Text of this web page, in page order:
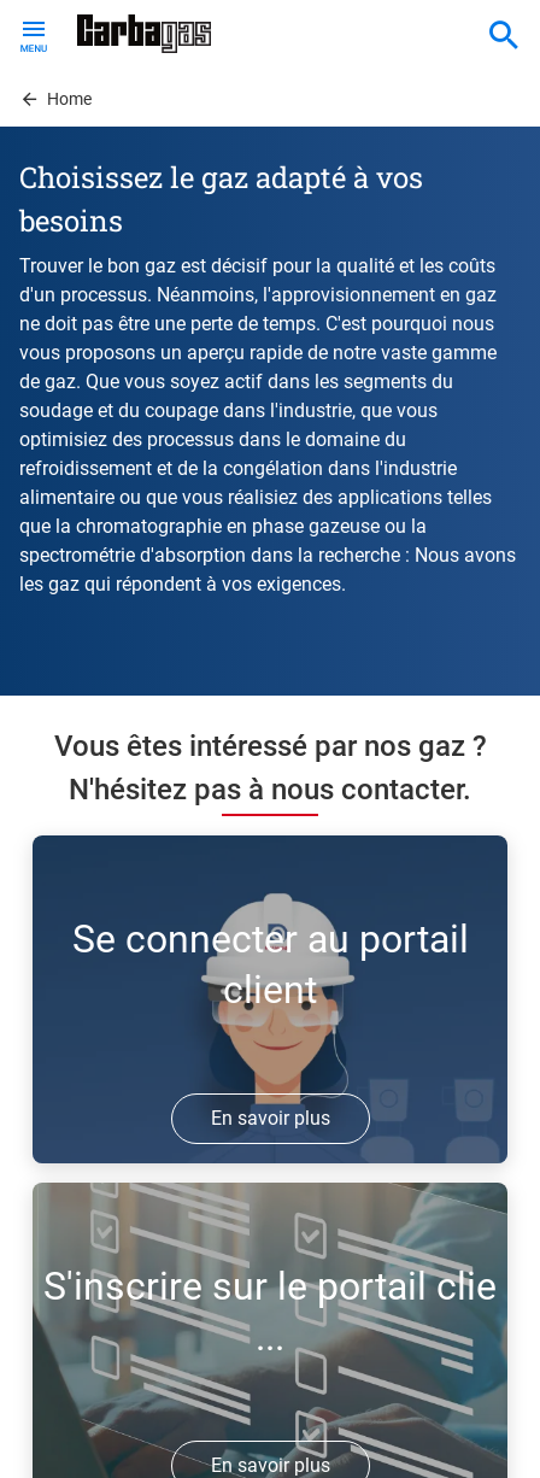
contentHome
Choisissez le gaz adapté à vos
besoins
Trouver le bon gaz est décisif pour la qualité et les coûts
d'un processus. Néanmoins, l'approvisionnement en gaz
ne doit pas être une perte de temps. C'est pourquoi nous
vous proposons un aperçu rapide de notre vaste gamme
de gaz. Que vous soyez actif dans les segments du
soudage et du coupage dans l'industrie, que vous
optimisiez des processus dans le domaine du
refroidissement et de la congélation dans l'industrie
alimentaire ou que vous réalisiez des applications telles
que la chromatographie en phase gazeuse ou la
spectrométrie d'absorption dans la recherche : Nous avons
les gaz qui répondent à vos exigences.
Vous êtes intéressé par nos gaz ?
N'hésitez pas à nous contacter.
Se connecter au portail
client
En savoir plus
S'inscrire sur le portail clie
...
En savoir plus